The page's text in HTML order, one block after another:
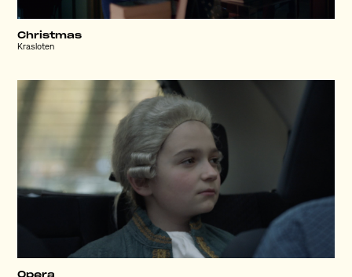
Christmas
Krasloten
Opera